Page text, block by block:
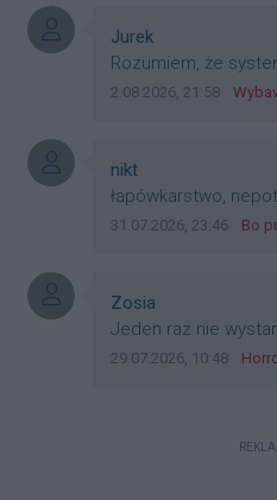
plastik czy inne bliki.
dyskryminację.
Autor komentarza:
Jurek
Treść komentarza:
Rozumiem, że
przetestowany.
przejazdów dadzą
teraz młode ludzie
Data dodania
2.08.2026, 21:58 Wybawienie
Autor komentarza:
nikt
Treść komentarza:
łapówkarstwo,
norma w pge
zagorzali pisowcy
Data dodania
31.07.2026, 23:46 Bo prąd musi
Autor komentarza:
Zosia
Treść komentarza:
Jeden raz nie
Data dodania
29.07.2026, 10:48 Horror w